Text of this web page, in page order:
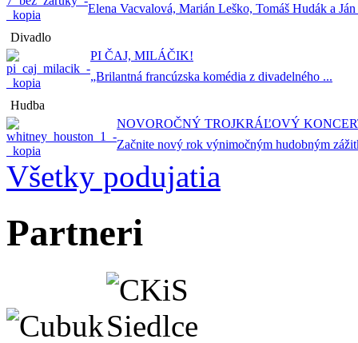
Elena Vacvalová, Marián Leško, Tomáš Hudák a Ján
Divadlo
PI ČAJ, MILÁČIK!
„Brilantná francúzska komédia z divadelného ...
Hudba
NOVOROČNÝ TROJKRÁĽOVÝ
Začnite nový rok výnimočným hudobným
Všetky podujatia
Partneri